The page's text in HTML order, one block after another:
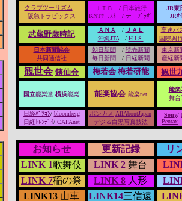
クラブツーリズム
阪急トラピックス
ＪＴＢ / 日本旅行
KNTﾂｰﾘｽﾄ/ テコﾌﾟﾗｻﾞ
JR東
JRｻ
武蔵野歳時記 ＡＮＡ /
ＪＡＬ
沖縄JTA/ H.I.S.
高速バ
国際興
日本新聞協会
共同通信社
朝日新聞 / 読売新聞
毎日新聞 / 日経新聞
東京新
産経新
観世会 銕仙会 梅若会 梅若研能 観世
国立能楽堂 横浜能楽 能楽協会 能楽net
能楽
舞台
日経ﾊﾟｿｺﾝ/ bloomberg
日経ﾄﾚﾝﾃﾞｲ/ CAPAnet
ポンカメ AllAboutJapan
デジ＆白黒写真技法
Sony/
Pentax
お知らせ 更新記録
リ
LINK 1歌舞伎 LINK 2 舞台
LINK 7稲の祭 LINK 8 人形
LINK13 山車 LINK14三信遠